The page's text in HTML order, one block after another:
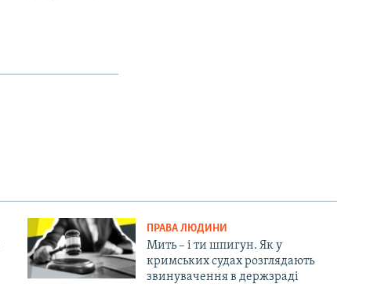
ПРАВА ЛЮДИНИ
Мить – і ти шпигун. Як у
кримських судах розглядають
звинувачення в держзраді